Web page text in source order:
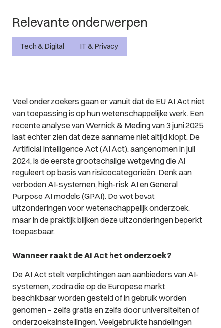
Relevante onderwerpen
Tech & Digital IT & Privacy
Veel onderzoekers gaan er vanuit dat de EU AI Act niet
van toepassing is op hun wetenschappelijke werk. Een
recente analyse van Wernick & Meding van 3 juni 2025
laat echter zien dat deze aanname niet altijd klopt. De
Artificial Intelligence Act (AI Act), aangenomen in juli
2024, is de eerste grootschalige wetgeving die AI
reguleert op basis van risicocategorieën. Denk aan
verboden AI-systemen, high-risk AI en General
Purpose AI models (GPAI). De wet bevat
uitzonderingen voor wetenschappelijk onderzoek,
maar in de praktijk blijken deze uitzonderingen beperkt
toepasbaar.
Wanneer raakt de AI Act het onderzoek?
De AI Act stelt verplichtingen aan aanbieders van AI-
systemen, zodra die op de Europese markt
beschikbaar worden gesteld of in gebruik worden
genomen – zelfs gratis en zelfs door universiteiten of
onderzoeksinstellingen. Veelgebruikte handelingen